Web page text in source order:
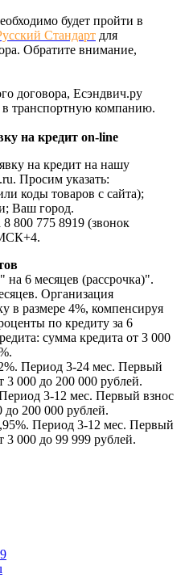
будет пройти в
Стандарт для
Обратите внимание,
договора, Есэндвич.ру
в транспортную компанию.
на кредит on-line
на кредит на нашу
Просим указать:
коды товаров с сайта);
Ваш город.
800 775 8919 (звонок
6 месяцев (рассрочка)".
Организация
в размере 4%, компенсируя
по кредиту за 6
сумма кредита от 3 000
Период 3-24 мес. Первый
3 000 до 200 000 рублей.
3-12 мес. Первый взнос
200 000 рублей.
Период 3-12 мес. Первый
3 000 до 99 999 рублей.